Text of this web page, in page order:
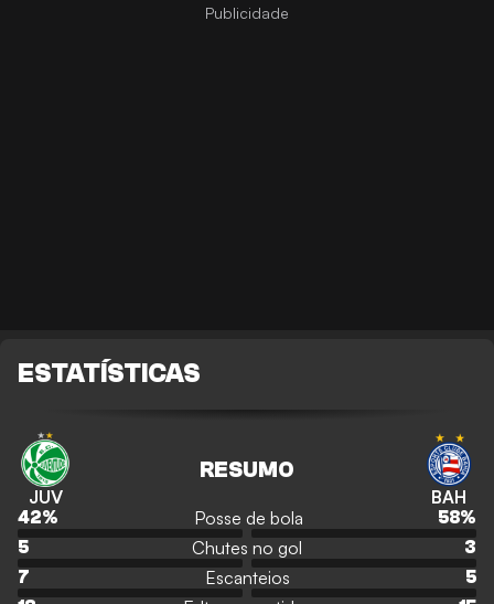
ESTATÍSTICAS
JUV
RESUMO
BAH
42% Posse de bola 58%
5
Chutes no gol
3
7
Escanteios
5